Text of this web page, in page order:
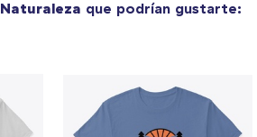
Naturaleza que podrían gustarte: